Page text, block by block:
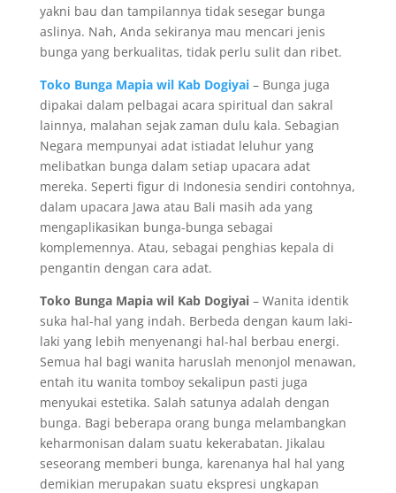
yakni bau dan tampilannya tidak sesegar bunga
aslinya. Nah, Anda sekiranya mau mencari jenis
bunga yang berkualitas, tidak perlu sulit dan ribet.
Toko Bunga Mapia wil Kab Dogiyai– Bunga juga
dipakai dalam pelbagai acara spiritual dan sakral
lainnya, malahan sejak zaman dulu kala. Sebagian
Negara mempunyai adat istiadat leluhur yang
melibatkan bunga dalam setiap upacara adat
mereka. Seperti figur di Indonesia sendiri contohnya,
dalam upacara Jawa atau Bali masih ada yang
mengaplikasikan bunga-bunga sebagai
komplemennya. Atau, sebagai penghias kepala di
pengantin dengan cara adat.
Toko Bunga Mapia wil Kab Dogiyai– Wanita identik
suka hal-hal yang indah. Berbeda dengan kaum laki-
laki yang lebih menyenangi hal-hal berbau energi.
Semua hal bagi wanita haruslah menonjol menawan,
entah itu wanita tomboy sekalipun pasti juga
menyukai estetika. Salah satunya adalah dengan
bunga. Bagi beberapa orang bunga melambangkan
keharmonisan dalam suatu kekerabatan. Jikalau
seseorang memberi bunga, karenanya hal hal yang
demikian merupakan suatu ekspresi ungkapan